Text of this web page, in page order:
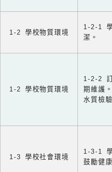
1-2 學校物質環境
1-2-1
潔。
1-2 學校物質環境
1-2-2
期維護
水質檢
1-3 學校社會環境
1-3-1
鼓勵健